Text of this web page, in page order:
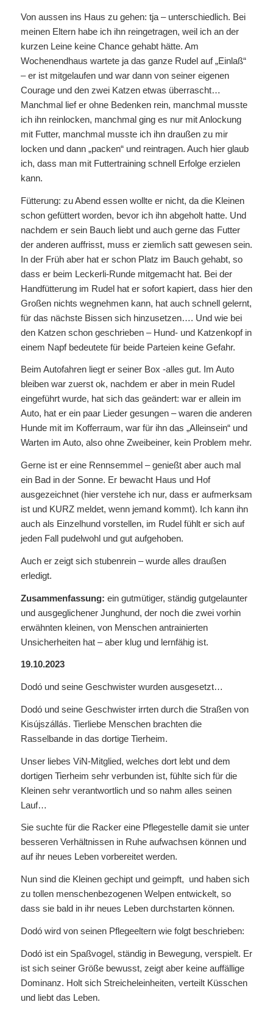
Von aussen ins Haus zu gehen: tja – unterschiedlich. Bei
meinen Eltern habe ich ihn reingetragen, weil ich an der
kurzen Leine keine Chance gehabt hätte. Am
Wochenendhaus wartete ja das ganze Rudel auf „Einlaß“
– er ist mitgelaufen und war dann von seiner eigenen
Courage und den zwei Katzen etwas überrascht…
Manchmal lief er ohne Bedenken rein, manchmal musste
ich ihn reinlocken, manchmal ging es nur mit Anlockung
mit Futter, manchmal musste ich ihn draußen zu mir
locken und dann „packen“ und reintragen. Auch hier glaub
ich, dass man mit Futtertraining schnell Erfolge erzielen
kann.
Fütterung: zu Abend essen wollte er nicht, da die Kleinen
schon gefüttert worden, bevor ich ihn abgeholt hatte. Und
nachdem er sein Bauch liebt und auch gerne das Futter
der anderen auffrisst, muss er ziemlich satt gewesen sein.
In der Früh aber hat er schon Platz im Bauch gehabt, so
dass er beim Leckerli-Runde mitgemacht hat. Bei der
Handfütterung im Rudel hat er sofort kapiert, dass hier den
Großen nichts wegnehmen kann, hat auch schnell gelernt,
für das nächste Bissen sich hinzusetzen…. Und wie bei
den Katzen schon geschrieben – Hund- und Katzenkopf in
einem Napf bedeutete für beide Parteien keine Gefahr.
Beim Autofahren liegt er seiner Box -alles gut. Im Auto
bleiben war zuerst ok, nachdem er aber in mein Rudel
eingeführt wurde, hat sich das geändert: war er allein im
Auto, hat er ein paar Lieder gesungen – waren die anderen
Hunde mit im Kofferraum, war für ihn das „Alleinsein“ und
Warten im Auto, also ohne Zweibeiner, kein Problem mehr.
Gerne ist er eine Rennsemmel – genießt aber auch mal
ein Bad in der Sonne. Er bewacht Haus und Hof
ausgezeichnet (hier verstehe ich nur, dass er aufmerksam
ist und KURZ meldet, wenn jemand kommt). Ich kann ihn
auch als Einzelhund vorstellen, im Rudel fühlt er sich auf
jeden Fall pudelwohl und gut aufgehoben.
Auch er zeigt sich stubenrein – wurde alles draußen
erledigt.
Zusammenfassung: ein gutmütiger, ständig gutgelaunter
und ausgeglichener Junghund, der noch die zwei vorhin
erwähnten kleinen, von Menschen antrainierten
Unsicherheiten hat – aber klug und lernfähig ist.
19.10.2023
Dodó und seine Geschwister wurden ausgesetzt…
Dodó und seine Geschwister irrten durch die Straßen von
Kisújszállás. Tierliebe Menschen brachten die
Rasselbande in das dortige Tierheim.
Unser liebes ViN-Mitglied, welches dort lebt und dem
dortigen Tierheim sehr verbunden ist, fühlte sich für die
Kleinen sehr verantwortlich und so nahm alles seinen
Lauf…
Sie suchte für die Racker eine Pflegestelle damit sie unter
besseren Verhältnissen in Ruhe aufwachsen können und
auf ihr neues Leben vorbereitet werden.
Nun sind die Kleinen gechipt und geimpft, und haben sich
zu tollen menschenbezogenen Welpen entwickelt, so
dass sie bald in ihr neues Leben durchstarten können.
Dodó wird von seinen Pflegeeltern wie folgt beschrieben:
Dodó ist ein Spaßvogel, ständig in Bewegung, verspielt. Er
ist sich seiner Größe bewusst, zeigt aber keine auffällige
Dominanz. Holt sich Streicheleinheiten, verteilt Küsschen
und liebt das Leben.